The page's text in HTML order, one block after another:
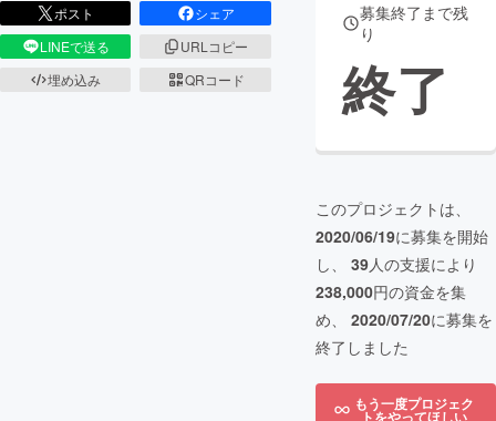
ポスト
シェア
LINEで送る
URLコピー
埋め込み
QRコード
募集終了まで残
り
終了
このプロジェクトは、
2020/06/19に募集を開始
し、 39人の支援により
238,000円の資金を集
め、 2020/07/20に募集を
終了しました
もう一度プロジェク
トをやってほしい